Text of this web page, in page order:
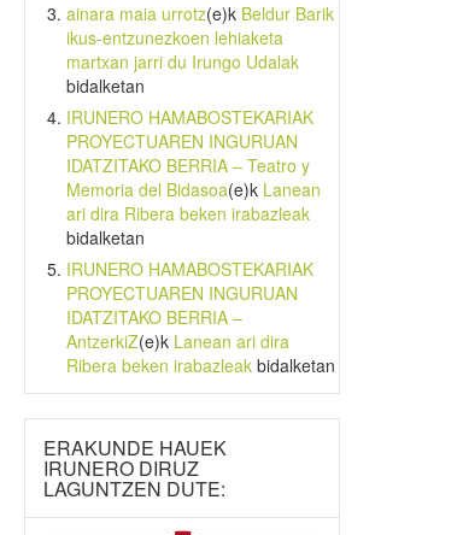
ainara maia urrotz(e)k Beldur Barik
ikus-entzunezkoen lehiaketa
martxan jarri du Irungo Udalak
bidalketan
IRUNERO HAMABOSTEKARIAK
PROYECTUAREN INGURUAN
IDATZITAKO BERRIA – Teatro y
Memoria del Bidasoa(e)k Lanean
ari dira Ribera beken irabazleak
bidalketan
IRUNERO HAMABOSTEKARIAK
PROYECTUAREN INGURUAN
IDATZITAKO BERRIA –
AntzerkiZ(e)k Lanean ari dira
Ribera beken irabazleakbidalketan
ERAKUNDE HAUEK
IRUNERO DIRUZ
LAGUNTZEN DUTE: